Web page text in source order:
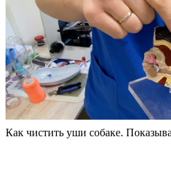
Как чистить уши собаке.